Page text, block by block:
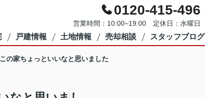
0120-415-496
営業時間：10:00~19:00 定休日：水曜日
戸建情報 土地情報 売却相談 スタッフブログ
の家ちょっといいなと思いました